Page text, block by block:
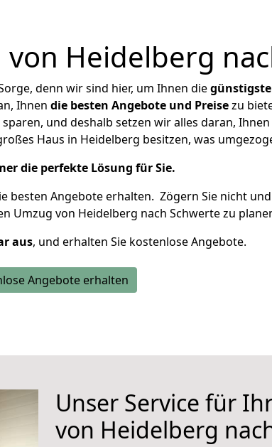
Heidelberg
denn wir sind hier, um Ihnen diegünstigste
Ihnen die besten Angebote und Preisezu
und deshalb setzen wir alles daran,
Haus in Heidelberg besitzen, was
die perfekte Lösung für Sie.
besten Angebote erhalten. Zögern Sie nicht und
Umzug von Heidelberg nach Schwerte zu
aus, und erhalten Sie kostenlose Angebote.
Angebote erhalten
Unser Service für
von Heidelberg